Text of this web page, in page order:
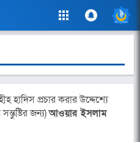
প্রচার করার উদ্দেশ্যে
জন্য)আওয়ার ইসলাম